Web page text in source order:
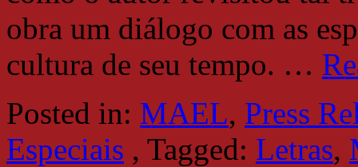
obra um diálogo com as
cultura de seu tempo. …
Posted in: MAEL, Press
Especiais , Tagged: Letras,